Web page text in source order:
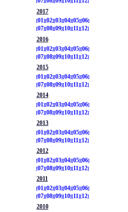
2017
01 02 03 04 05 06
07 08 09 10 11 12
2016
01
02 03 04 05 06
07 08 09 10 11
12
2015
01
02 03 04 05 06
07 08 09 10 11
12
2014
01
02 03 04 05 06
07 08 09 10 11
12
2013
01
02 03 04 05 06
07 08 09 10 11
12
2012
01
02 03 04 05 06
07 08 09 10 11
12
2011
01
02 03 04 05 06
07 08 09 10 11
12
2010